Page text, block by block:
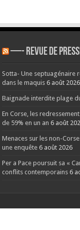
—- REVUE DE
Sotta- Une septuagénaire
dans le maquis 6 août 2026
Baignade interdite plage
En Corse, les
de 59% en un an 6 août
Menaces sur les non-
une enquête 6 août 2026
Per a Pace poursuit sa «
conflits contemporains 6